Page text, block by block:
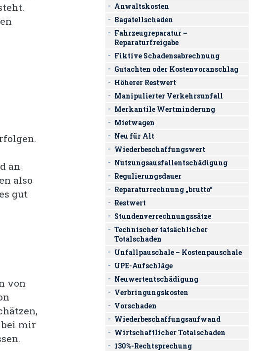
an
also
gut
von
mir
Anwaltskosten
Bagatellschaden
Fahrzeugreparatur –
Reparaturfreigabe
Fiktive Schadensabrechnung
Gutachten oder Kostenvoranschlag
Höherer Restwert
Manipulierter Verkehrsunfall
Merkantile Wertminderung
Mietwagen
Neu für Alt
Wiederbeschaffungswert
Nutzungsausfallentschädigung
Regulierungsdauer
Reparaturrechnung „brutto“
Restwert
Stundenverrechnungssätze
Technischer tatsächlicher
Totalschaden
Unfallpauschale – Kostenpauschale
UPE-Aufschläge
Neuwertentschädigung
Verbringungskosten
Vorschaden
Wiederbeschaffungsaufwand
Wirtschaftlicher Totalschaden
130%-Rechtsprechung